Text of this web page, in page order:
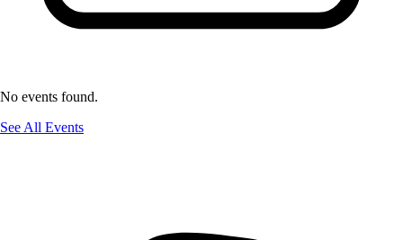
No events found.
See All Events